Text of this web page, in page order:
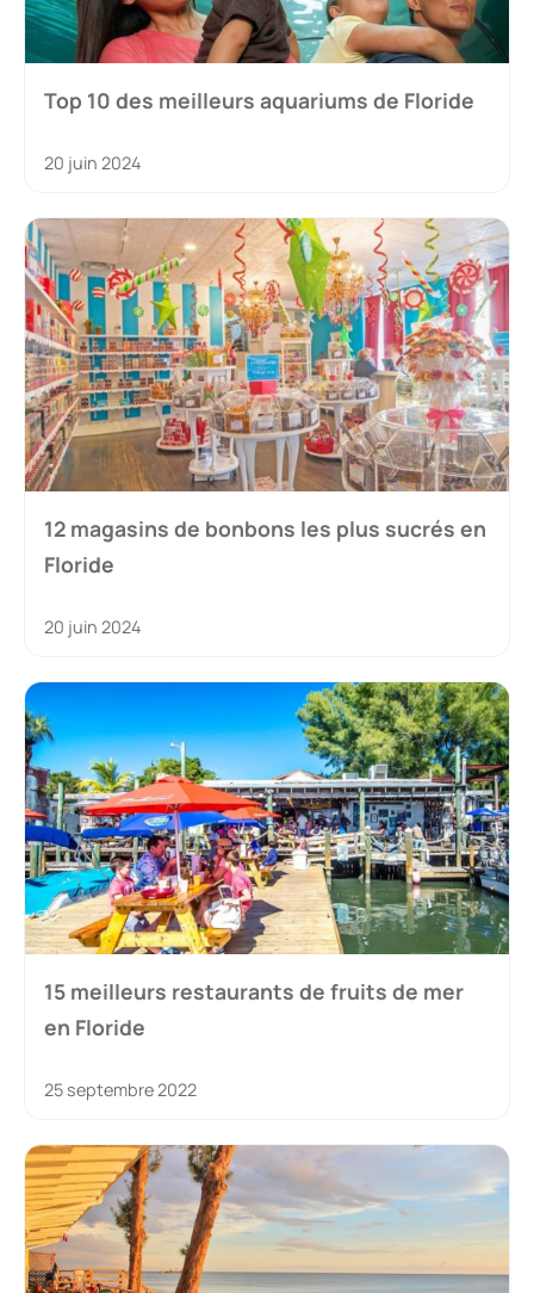
Top 10 des meilleurs aquariums de Floride
20 juin 2024
12 magasins de bonbons les plus sucrés en
Floride
20 juin 2024
15 meilleurs restaurants de fruits de mer
en Floride
25 septembre 2022